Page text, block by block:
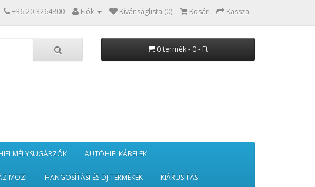
+36 20 3264800 Fiók Kívánságlista (0) Kosár Kassza
0 termék - 0.- Ft
MÉLYSUGÁRZÓK AUTÓHIFI KÁBELEK
HANGOSÍTÁSI ÉS DJ TERMÉKEK KIÁRUSÍTÁS